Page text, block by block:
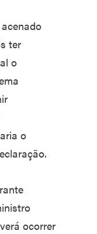
ter
o
o
ocorrer